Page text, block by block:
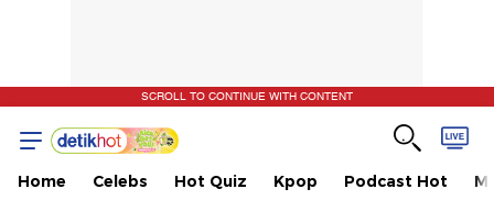
SCROLL TO CONTINUE WITH CONTENT
Home Celebs Hot Quiz Kpop Podcast Hot